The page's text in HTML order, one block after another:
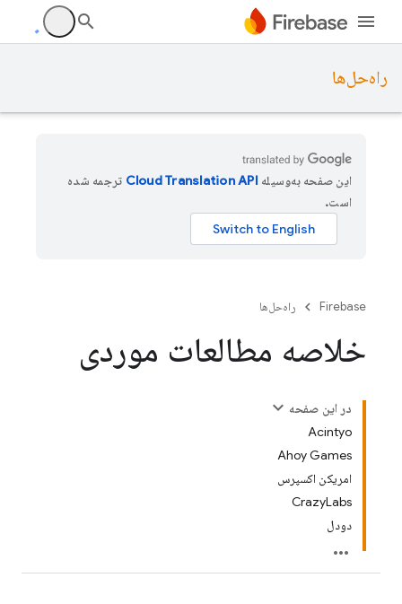
راه‌حل‌ها
این صفحه به‌وسیله
ترجمه شده
است.
Firebase راه‌حل‌ها
خلاصه مطالعات موردی
در این صفحه
Acintyo
Ahoy Games
امریکن اکسپرس
CrazyLabs
دودل